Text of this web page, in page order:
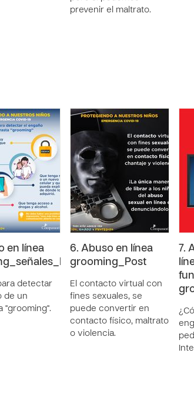
prevenir el maltrato.
en línea
detectar
de un
"grooming".
6. Abuso en línea
grooming_Post
El contacto virtual con
fines sexuales, se
puede convertir en
contacto físico, maltrato
o violencia.
7.